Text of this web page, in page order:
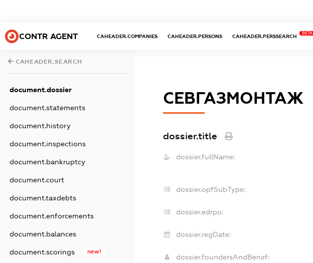
CONTR AGENT CAHEADER.COMPANIES CAHEADER.PERSONS CAHEADER.PERSSEARCH
BETA
CAHEADER.SEARCH
document.dossier
document.statements
document.history
document.inspections
document.bankruptcy
document.court
document.taxdebts
document.enforcements
document.balances
document.scorings new!
СЕВГАЗМОНТАЖ
dossier.title
dossier.fullName:
dossier.opfSubType:
dossier.edrpo:
dossier.regDate:
dossier.foundersAndBenef: